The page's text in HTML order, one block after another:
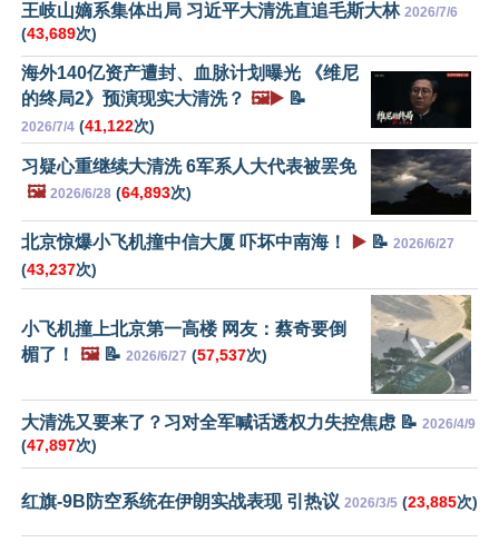
王岐山嫡系集体出局 习近平大清洗直追毛斯大林 2026/7/6
(43,689次)
海外140亿资产遭封、血脉计划曝光 《维尼
的终局2》预演现实大清洗？ 🖼️▶️ 📝
2026/7/4 (41,122次)
习疑心重继续大清洗 6军系人大代表被罢免
🖼️ 2026/6/28 (64,893次)
北京惊爆小飞机撞中信大厦 吓坏中南海！ ▶️ 📝 2026/6/27
(43,237次)
小飞机撞上北京第一高楼 网友：蔡奇要倒
楣了！
🖼️📝 2026/6/27 (57,537次)
大清洗又要来了？习对全军喊话透权力失控焦虑 📝 2026/4/9
(47,897次)
红旗-9B防空系统在伊朗实战表现 引热议 2026/3/5 (23,885次)